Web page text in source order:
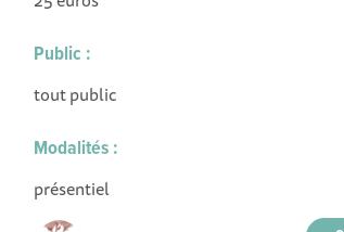
Public :
tout public
Modalités :
présentiel